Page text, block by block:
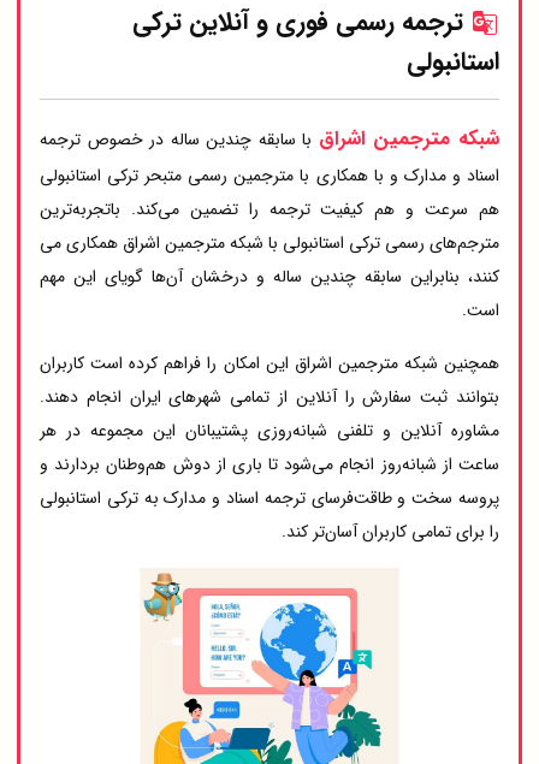
ترجمه رسمی فوری و آنلاین ترکی
استانبولی
شبکه مترجمین اشراق با سابقه چندین ساله در خصوص ترجمه
اسناد و مدارک و با همکاری با مترجمین رسمی متبحر ترکی استانبولی
هم سرعت و هم کیفیت ترجمه را تضمین می‌کند. باتجربه‌ترین
مترجم‌های رسمی ترکی استانبولی با شبکه مترجمین اشراق همکاری می
کنند، بنابراین سابقه چندین ساله و درخشان آن‌ها گویای این مهم
است.
همچنین شبکه مترجمین اشراق این امکان را فراهم کرده است کاربران
بتوانند ثبت سفارش را آنلاین از تمامی شهرهای ایران انجام دهند.
مشاوره آنلاین و تلفنی شبانه‌روزی پشتیبانان این مجموعه در هر
ساعت از شبانه‌روز انجام می‌شود تا باری از دوش هم‌وطنان بردارند و
پروسه سخت و طاقت‌فرسای ترجمه اسناد و مدارک به ترکی استانبولی
را برای تمامی کاربران آسان‌تر کند.